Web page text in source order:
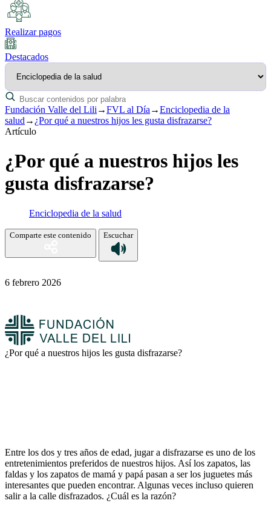
Realizar pagos
Destacados
Fundación Valle del Lili →FVL al Día →Enciclopedia de la
salud → ¿Por qué a nuestros hijos les gusta disfrazarse?
Artículo
¿Por qué a nuestros hijos les
gusta disfrazarse?
Enciclopedia de la salud
Comparte este contenido Escuchar
6 febrero 2026
¿Por qué a nuestros hijos les gusta disfrazarse?
Entre los dos y tres años de edad, jugar a disfrazarse es uno de los
entretenimientos preferidos de nuestros hijos. Así los zapatos, las
faldas y los zapatos de mamá y papá pasan a ser los juguetes más
interesantes que pueden encontrar. Algunas veces incluso quieren
salir a la calle disfrazados. ¿Cuál es la razón?